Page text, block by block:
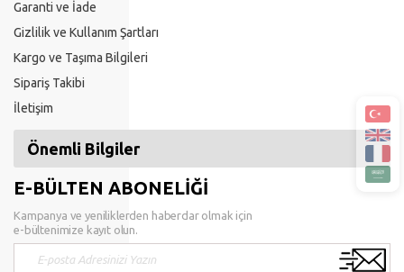
Garanti ve İade
Gizlilik ve Kullanım Şartları
Kargo ve Taşıma Bilgileri
Sipariş Takibi
İletişim
Önemli Bilgiler
E-BÜLTEN ABONELİĞİ
Kampanya ve yeniliklerden haberdar olmak için
e-bültenimize kayıt olun.